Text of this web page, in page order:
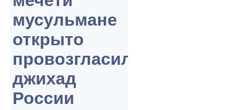
мусульмане
открыто
провозгласили
джихад
России